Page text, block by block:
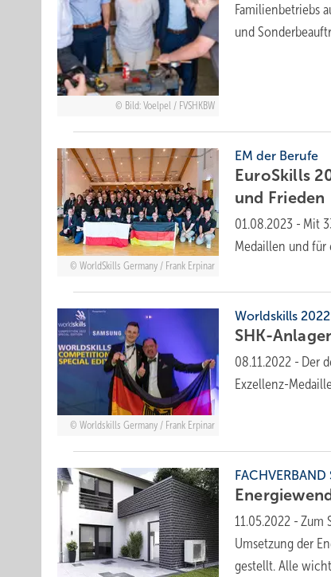
Bild: Voelpel / FVSHKBW
Familienbetriebs
und
WorldSkills Germany / Frank Erpinar
EM der Berufe
EuroSkills
und Frieden
01.08.2023 - Mit
Medaillen und für
Worldskills Germany / Frank Erpinar
Worldskills 2022
SHK-
08.11.2022 - Der
Exzellenz-
FACHVERBAND
11.05.2022 - Zum
Umsetzung der
gestellt. Alle